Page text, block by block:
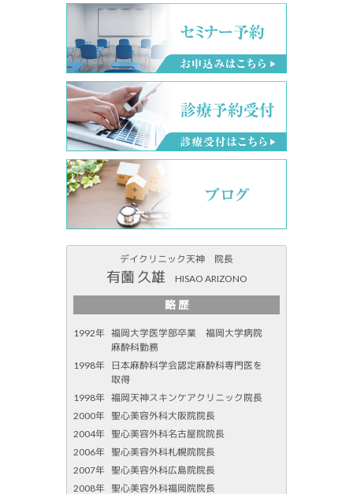
デイクリニック天神 院長
有薗 久雄 HISAO ARIZONO
略 歴
1992年 福岡大学医学部卒業 福岡大学病院
麻酔科勤務
1998年
日本麻酔科学会認定麻酔科専門医を
取得
1998年 福岡天神スキンケアクリニック院長
2000年 聖心美容外科大阪院院長
2004年 聖心美容外科名古屋院院長
2006年 聖心美容外科札幌院院長
2007年 聖心美容外科広島院院長
2008年 聖心美容外科福岡院院長